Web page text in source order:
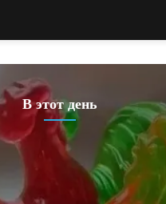
В этот день